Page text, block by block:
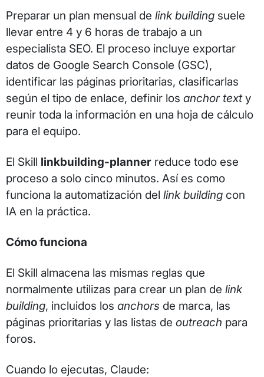
Preparar un plan mensual de link building suele
llevar entre 4 y 6 horas de trabajo a un
especialista SEO. El proceso incluye exportar
datos de Google Search Console (GSC),
identificar las páginas prioritarias, clasificarlas
según el tipo de enlace, definir los anchor texty
reunir toda la información en una hoja de cálculo
para el equipo.
El Skill linkbuilding-planner reduce todo ese
proceso a solo cinco minutos. Así es como
funciona la automatización del link building con
IA en la práctica.
Cómo funciona
El Skill almacena las mismas reglas que
normalmente utilizas para crear un plan de link
building, incluidos los anchors de marca, las
páginas prioritarias y las listas de outreach para
foros.
Cuando lo ejecutas, Claude: